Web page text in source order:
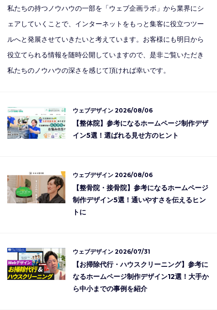
私たちの持つノウハウの一部を「ウェブ企画ラボ」から業界にシ
ェアしていくことで、インターネットをもっと集客に役立つツー
ルへと発展させていきたいと考えています。お客様にも明日から
役立てられる情報を随時公開していますので、是非ご覧いただき
私たちのノウハウの深さを感じて頂ければ幸いです。
ウェブデザイン 2026/08/06
【整体院】参考になるホームページ制作デザ
イン5選！選ばれる見せ方のヒント
ウェブデザイン 2026/08/06
【整骨院・接骨院】参考になるホームページ
制作デザイン5選！通いやすさを伝えるヒン
トに
ウェブデザイン 2026/07/31
【お掃除代行・ハウスクリーニング】参考に
なるホームページ制作デザイン12選！大手か
ら中小までの事例を紹介